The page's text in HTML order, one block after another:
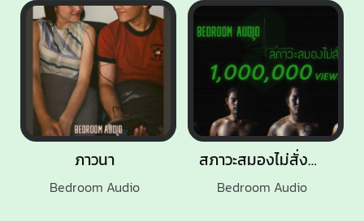
สภาวะสมองไม่สั่งการ
Bedroom Audio
ภาวนา
Bedroom Audio